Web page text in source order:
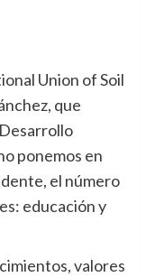
Union of Soil
que
ponemos en
el número
educación y
valores